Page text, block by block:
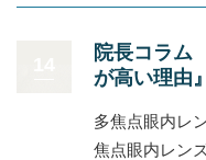
院長コラム
が高い理由
多焦点眼内レ
焦点眼内レン